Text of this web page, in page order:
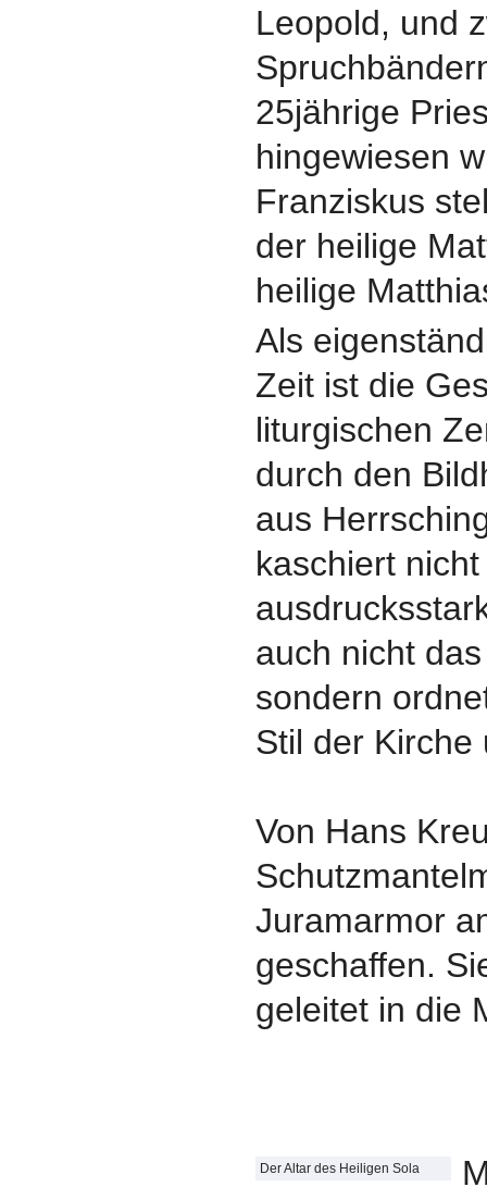
Leopold, und
25jährige
hingewiesen
Franziskus
der heilige
heilige
Als
Zeit ist die
liturgischen
durch den
aus
kaschiert
auch nicht
sondern
Stil der Kirche
Von Hans
Juramarmor
geschaffen.
geleitet in die
Der Altar des Heiligen Sola